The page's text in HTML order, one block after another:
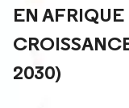
EN
2030)